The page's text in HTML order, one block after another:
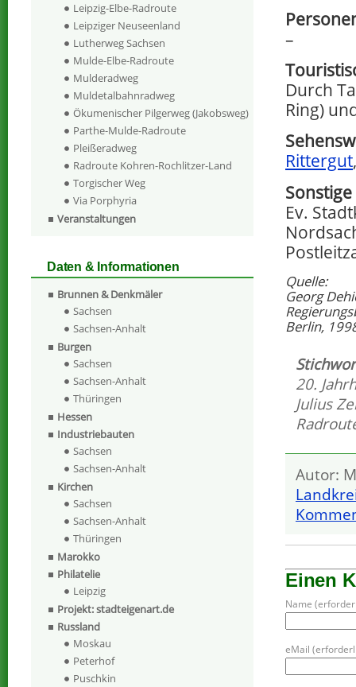
–
Durch
Ring)
Rittergut
Ev.
Quelle:
Georg
Berlin,
20.
Julius
Autor:
Einen
Name
eMail
Leipzig-Elbe-Radroute
Leipziger Neuseenland
Lutherweg Sachsen
Mulde-Elbe-Radroute
Mulderadweg
Muldetalbahnradweg
Ökumenischer Pilgerweg (Jakobsweg)
Parthe-Mulde-Radroute
Pleißeradweg
Radroute Kohren-Rochlitzer-Land
Torgischer Weg
Via Porphyria
Veranstaltungen
Daten & Informationen
Brunnen & Denkmäler
Sachsen
Sachsen-Anhalt
Burgen
Sachsen
Sachsen-Anhalt
Thüringen
Hessen
Industriebauten
Sachsen
Sachsen-Anhalt
Kirchen
Sachsen
Sachsen-Anhalt
Thüringen
Marokko
Philatelie
Leipzig
Projekt: stadteigenart.de
Russland
Moskau
Peterhof
Puschkin